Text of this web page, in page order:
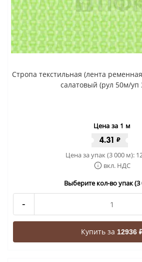
Стропа текстильная (лента
салатовый (рул 50м/уп
Цена за 1 м
4.31 ₽
Цена за упак (3 000 м):
вкл. НДС
Выберите кол-во упак (3
-
Купить за 12936